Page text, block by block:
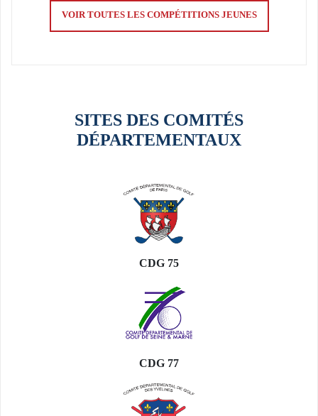
VOIR TOUTES LES COMPÉTITIONS JEUNES
NEWSOME FÉMININ 2026
Fin des inscriptions : 7 septembre 2026
EN SAVOIR PLUS
VOIR TOUTES LES COMPÉTITIONS GOLF
FÉMININ
SITES DES COMITÉS
DÉPARTEMENTAUX
CDG 75
CDG 77